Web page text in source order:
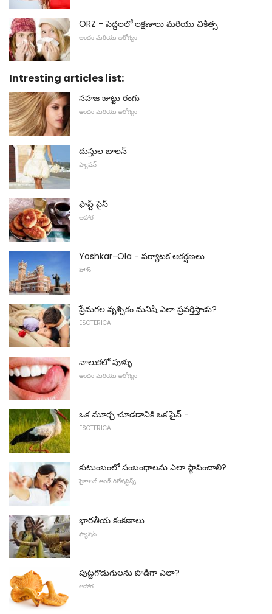
ORZ - పెద్దలలో లక్షణాలు మరియు చికిత్స
అందం మరియు ఆరోగ్యం
Intresting articles list:
సహజ జుట్టు రంగు
అందం మరియు ఆరోగ్యం
దుస్తుల బాలన్
ఫ్యాషన్
ఫాస్ట్ పైస్
ఆహార
Yoshkar-Ola - పర్యాటక ఆకర్షణలు
హౌస్
ప్రేమగల వృశ్చికం మనిషి ఎలా ప్రవర్తిస్తాడు?
ESOTERICA
నాలుకలో పుళ్ళు
అందం మరియు ఆరోగ్యం
ఒక మూర్ఛ చూడడానికి ఒక సైన్ -
ESOTERICA
కుటుంబంలో సంబంధాలను ఎలా స్థాపించాలి?
సైకాలజీ అండ్ రిలేషన్షిప్స్
భారతీయ కంకణాలు
ఫ్యాషన్
పుట్టగొడుగులను పొడిగా ఎలా?
ఆహార